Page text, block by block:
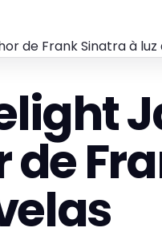
de Frank Sinatra à luz
de